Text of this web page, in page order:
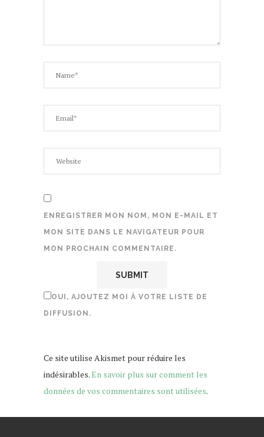
ENREGISTRER MON NOM, MON E-MAIL ET
MON SITE DANS LE NAVIGATEUR POUR
MON PROCHAIN COMMENTAIRE.
OUI, AJOUTEZ MOI À VOTRE LISTE DE
DIFFUSION.
Ce site utilise Akismet pour réduire les
indésirables.En savoir plus sur comment les
données de vos commentaires sont utilisées.